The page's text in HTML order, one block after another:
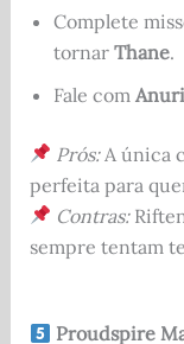
Complete
tornar Thane.
Fale com
Prós:A única
perfeita para
Contras:
sempre tentam
Proudspire